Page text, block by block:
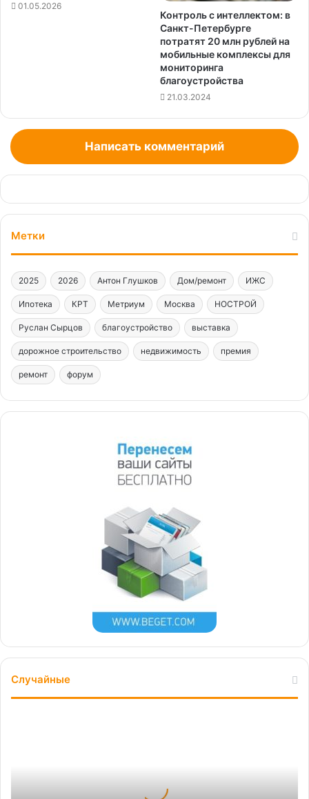
01.05.2026
Контроль с интеллектом: в
Санкт-Петербурге
потратят 20 млн рублей на
мобильные комплексы для
мониторинга
благоустройства
21.03.2024
Написать комментарий
Метки
2025 2026 Антон Глушков Дом/ремонт ИЖС
Ипотека КРТ Метриум Москва НОСТРОЙ
Руслан Сырцов благоустройство выставка
дорожное строительство недвижимость премия
ремонт форум
Случайные